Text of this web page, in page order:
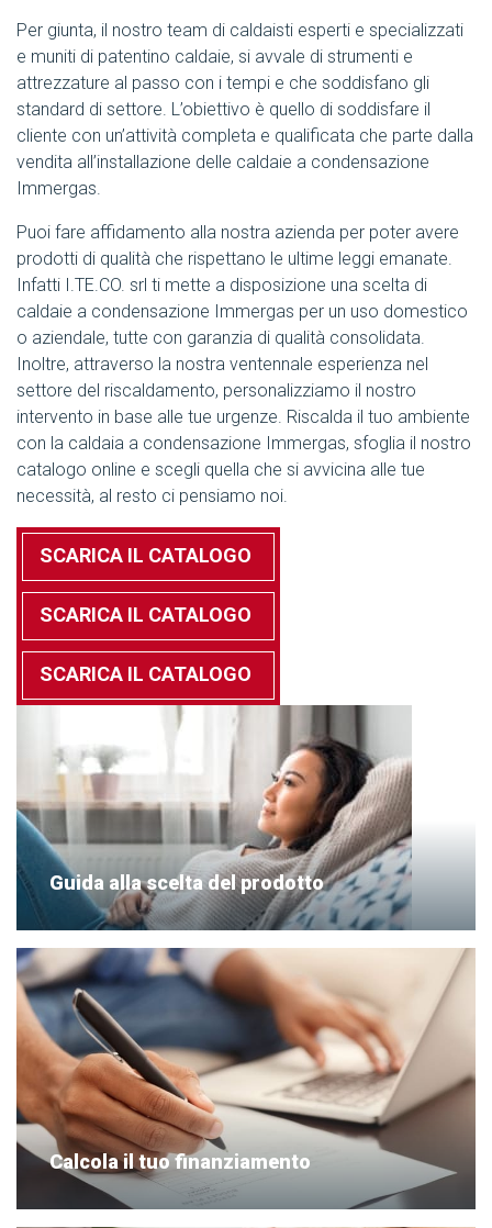
Per giunta, il nostro team di caldaisti esperti e specializzati
e muniti di patentino caldaie, si avvale di strumenti e
attrezzature al passo con i tempi e che soddisfano gli
standard di settore. L’obiettivo è quello di soddisfare il
cliente con un’attività completa e qualificata che parte dalla
vendita all’installazione delle caldaie a condensazione
Immergas.
Puoi fare affidamento alla nostra azienda per poter avere
prodotti di qualità che rispettano le ultime leggi emanate.
Infatti I.TE.CO. srl ti mette a disposizione una scelta di
caldaie a condensazione Immergas per un uso domestico
o aziendale, tutte con garanzia di qualità consolidata.
Inoltre, attraverso la nostra ventennale esperienza nel
settore del riscaldamento, personalizziamo il nostro
intervento in base alle tue urgenze. Riscalda il tuo ambiente
con la caldaia a condensazione Immergas, sfoglia il nostro
catalogo online e scegli quella che si avvicina alle tue
necessità, al resto ci pensiamo noi.
SCARICA IL CATALOGO
SCARICA IL CATALOGO
SCARICA IL CATALOGO
Guida alla scelta del prodotto
Calcola il tuo finanziamento